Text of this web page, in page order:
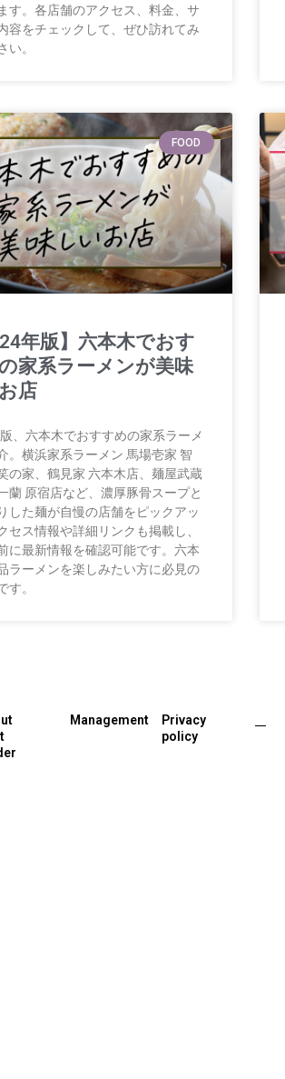
す。各店舗のアクセス、料金、サ
容をチェックして、ぜひ訪れてみ
い。
FOOD
年版】六本木でおす
家系ラーメンが美味
店
、六本木でおすすめの家系ラーメ
。横浜家系ラーメン 馬場壱家 智
の家、鶴見家 六本木店、麺屋武蔵
蘭 原宿店など、濃厚豚骨スープと
した麺が自慢の店舗をピックアッ
セス情報や詳細リンクも掲載し、
に最新情報を確認可能です。六本
ラーメンを楽しみたい方に必見の
す。
Management
Privacy
policy